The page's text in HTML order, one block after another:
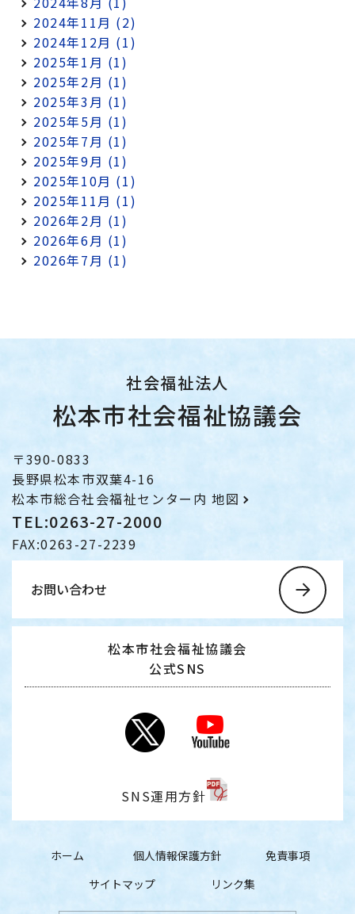
2024年11月 (2)
2024年12月 (1)
2025年1月 (1)
2025年2月 (1)
2025年3月 (1)
2025年5月 (1)
2025年7月 (1)
2025年9月 (1)
2025年10月 (1)
2025年11月 (1)
2026年2月 (1)
2026年6月 (1)
2026年7月 (1)
社会福祉法人
松本市社会福祉協議会
〒390-0833
長野県松本市双葉4-16
松本市総合社会福祉センター内地図
TEL:0263-27-2000
FAX:0263-27-2239
お問い合わせ
松本市社会福祉協議会
公式SNS
SNS運用方針
ホーム 個人情報保護方針
免責事項
サイトマップ
リンク集